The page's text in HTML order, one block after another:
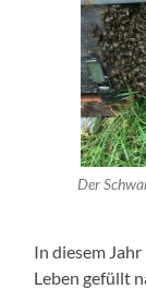
Der
In diesem
Leben gefüllt